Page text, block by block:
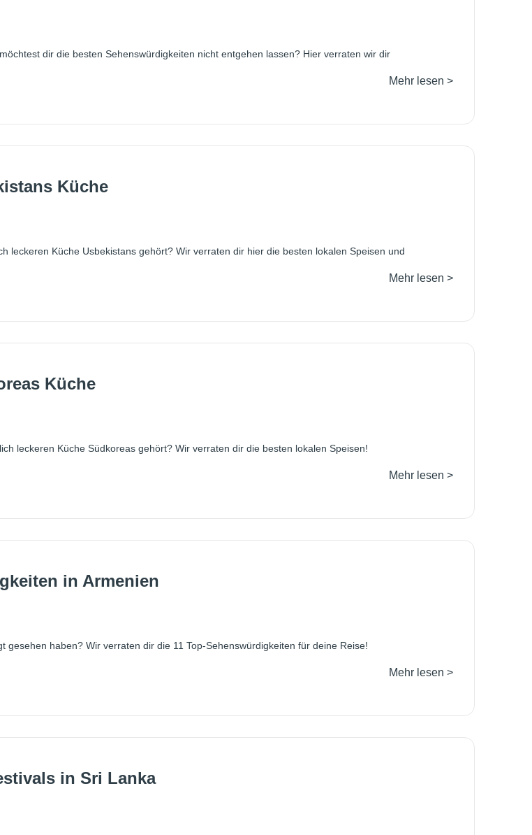
dir die besten Sehenswürdigkeiten nicht entgehen lassen? Hier verraten wir dir
Mehr lesen >
Küche
leckeren Küche Usbekistans gehört? Wir verraten dir hier die besten lokalen Speisen und
Mehr lesen >
Küche
leckeren Küche Südkoreas gehört? Wir verraten dir die besten lokalen Speisen!
Mehr lesen >
in Armenien
gesehen haben? Wir verraten dir die 11 Top-Sehenswürdigkeiten für deine Reise!
Mehr lesen >
in Sri Lanka